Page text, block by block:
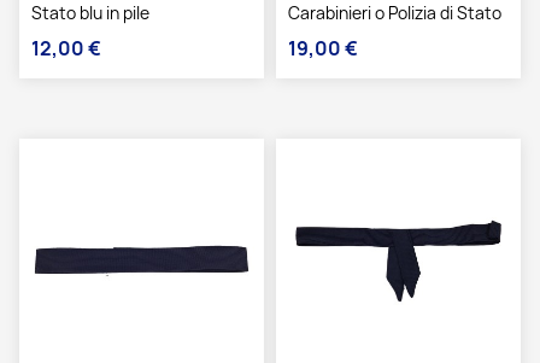
Stato blu in pile
Prezzo
12,00 €
Carabinieri o Polizia di Stato
Prezzo
19,00 €